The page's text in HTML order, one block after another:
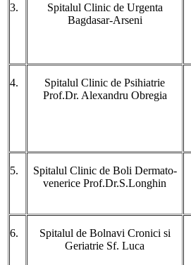
3.
Spitalul Clinic de Urgenta
Bagdasar-Arseni
4.
Spitalul Clinic de Psihiatrie
Prof.Dr. Alexandru Obregia
5.
Spitalul Clinic de Boli Dermato-
venerice Prof.Dr.S.Longhin
6.
Spitalul de Bolnavi Cronici si
Geriatrie Sf. Luca